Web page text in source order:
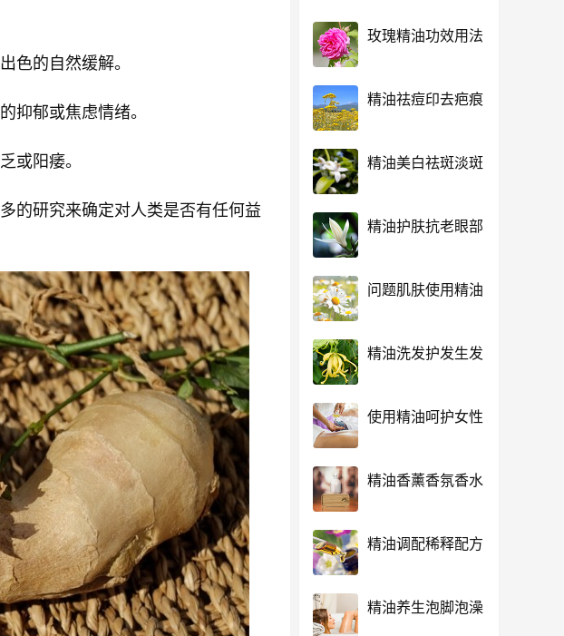
色的自然缓解。
抑郁或焦虑情绪。
或阳痿。
的研究来确定对人类是否有任何益
玫瑰精油功效用法
精油祛痘印去疤痕
精油美白祛斑淡斑
精油护肤抗老眼部
问题肌肤使用精油
精油洗发护发生发
使用精油呵护女性
精油香薰香氛香水
精油调配稀释配方
精油养生泡脚泡澡